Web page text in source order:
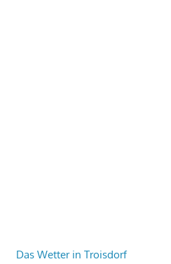
Das Wetter in Troisdorf